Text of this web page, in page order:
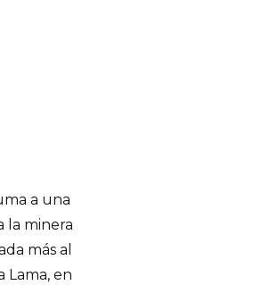
a una
la minera
más al
Lama, en